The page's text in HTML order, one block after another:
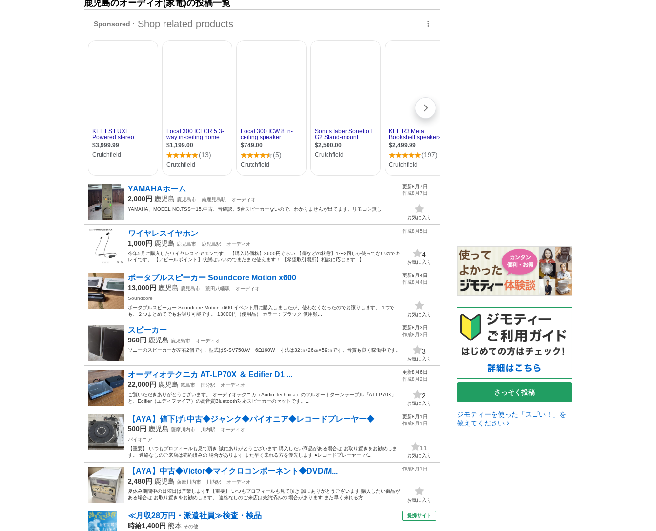
鹿児島のオーディオ(家電)の投稿一覧
YAMAHAホーム
2,000円 鹿児島 鹿児島市 南鹿児島駅
オーディオ
YAMAHA、MODEL NO.TSSー15.中古、音確認。5台スピーカーないので、わかりませんが出てます。リモコン無し
更新8月7日
作成8月7日
お気に入り
ワイヤレスイヤホン
1,000円 鹿児島 鹿児島市 鹿児島駅
オーディオ
今年5月に購入したワイヤレスイヤホンです。 【購入時価格】3600円ぐらい 【傷などの状態】1〜2回しか使ってないのでキ
レイです。 【アピールポイント】状態はいいのでまだまだ使えます！ 【希望取引場所】相談に応じます 【...
作成8月5日
4
お気に入り
ポータブルスピーカー Soundcore Motion x600
13,000円 鹿児島 鹿児島市 荒田八幡駅
オーディオ
Soundcore
ポータブルスピーカー Soundcore Motion x600 イベント用に購入しましたが、使わなくなったのでお譲りします。 1つで
も、２つまとめてでもお譲り可能です。 13000円（使用品） カラー：ブラック 使用頻...
更新8月4日
作成8月4日
お気に入り
スピーカー
960円 鹿児島 鹿児島市
オーディオ
ソニーのスピーカーが左右2個です。型式はS-SV750AV 6Ω160W 寸法は32㎝×26㎝×59㎝です。音質も良く稼働中です。
更新8月3日
作成8月3日
3
お気に入り
オーディオテクニカ AT-LP70X ＆ Edifier D1 ...
22,000円 鹿児島 霧島市 国分駅
オーディオ
ご覧いただきありがとうございます。 オーディオテクニカ（Audio-Technica）のフルオートターンテーブル「AT-LP70X」
と、Edifier（エディファイア）の高音質Bluetooth対応スピーカーのセットです。...
更新8月6日
作成8月2日
2
お気に入り
【AYA】値下げ↓中古◆ジャンク◆パイオニア◆レコードプレーヤー◆
500円 鹿児島 薩摩川内市 川内駅
オーディオ
パイオニア
【重要】 いつもプロフィールも見て頂き 誠にありがとうございます 購入したい商品がある場合は お取り置きをお勧めしま
す。 連絡なしのご来店は売約済みの 場合があります また早く来れる方を優先します ●レコードプレーヤー パ...
更新8月1日
作成8月1日
11
お気に入り
【AYA】中古◆Victor◆マイクロコンポーネント◆DVD/M...
2,480円 鹿児島 薩摩川内市 川内駅
オーディオ
夏休み期間中の日曜日は営業します❣️ 【重要】 いつもプロフィールも見て頂き 誠にありがとうございます 購入したい商品が
ある場合は お取り置きをお勧めします。 連絡なしのご来店は売約済みの 場合があります また早く来れる方...
作成8月1日
お気に入り
≪月収28万円・派遣社員≫検査・検品
時給1,400円 熊本 その他
提携サイト
さっそく投稿
ジモティーを使った「スゴい！」を
教えてください